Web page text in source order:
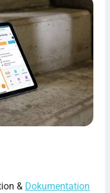
& Dokumentation